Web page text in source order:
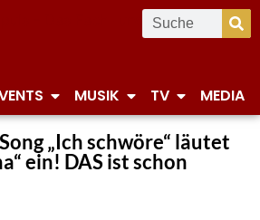
MUSIK TV MEDIA
„Ich schwöre“ läutet
ein! DAS ist schon